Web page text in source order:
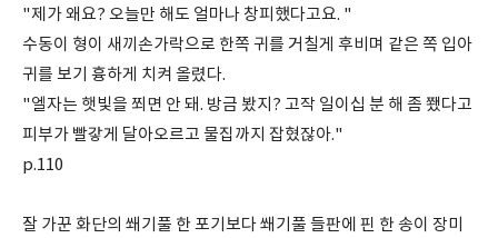
"제가 왜요? 오늘만 해도 얼마나 창피했다고요. "
수동이 형이 새끼손가락으로 한쪽 귀를 거칠게 후비며 같은 쪽 입아
귀를 보기 흉하게 치켜 올렸다.
"엘자는 햇빛을 쬐면 안 돼. 방금 봤지? 고작 일이십 분 해 좀 쬈다고
피부가 빨갛게 달아오르고 물집까지 잡혔잖아."
p.110
잘 가꾼 화단의 쐐기풀 한 포기보다 쐐기풀 들판에 핀 한 송이 장미